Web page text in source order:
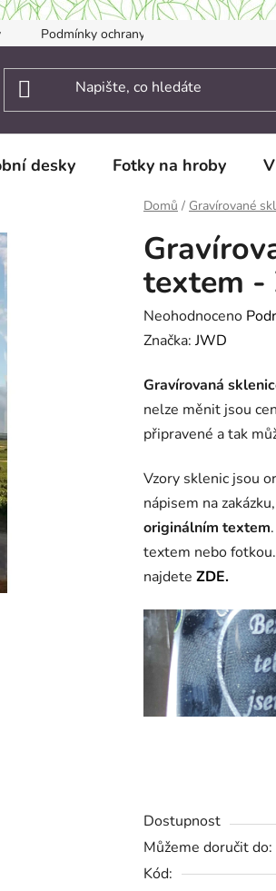
Podmínky ochrany osobních údajů
desky Fotky na hroby
Domů / Gravírované
textem -
Průměrné
hodnocení
je
0,0
z
hvězdiček.
Neohodnoceno
Značka:JWD
Gravírovaná
nelze měnit jsou
připravené a tak
Vzory sklenic jsou
nápisem na
originálním textem
textem nebo
najdete ZDE.
Dostupnost
Můžeme doručit do:
Kód: